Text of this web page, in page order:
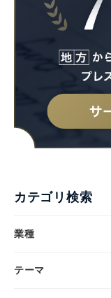
カテゴリ検索
業種
テーマ